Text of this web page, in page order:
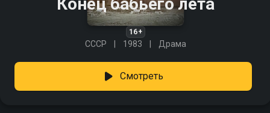
16+
СССР 1983 Драма
Смотреть